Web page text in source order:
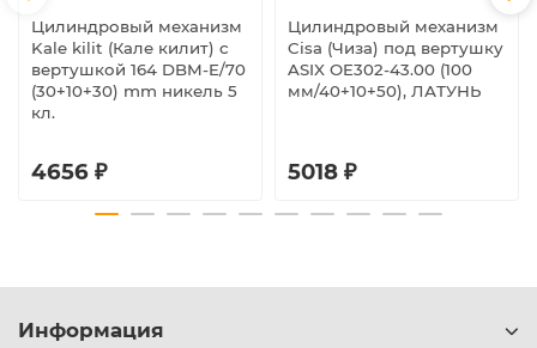
Цилиндровый механизм
Kale kilit (Кале килит) с
вертушкой 164 DBM-E/70
(30+10+30) mm никель 5
кл.
4656 ₽
Цилиндровый механизм
Cisa (Чиза) под вертушку
ASIX OE302-43.00 (100
мм/40+10+50), ЛАТУНЬ
5018 ₽
Информация